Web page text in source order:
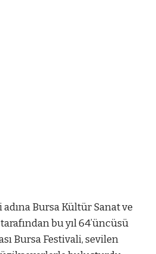
Bursa Kültür Sanat ve
bu yıl 64’üncüsü
Bursa Festivali, sevilen